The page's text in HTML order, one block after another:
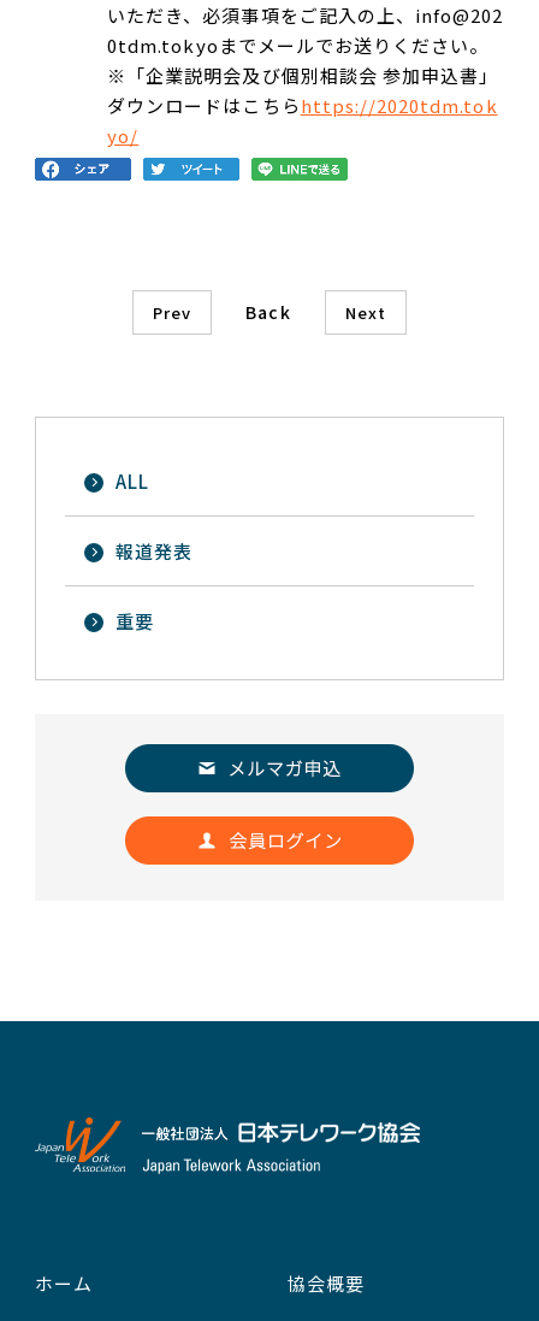
いただき、必須事項をご記入の上、info@202
0tdm.tokyoまでメールでお送りください。
※「企業説明会及び個別相談会 参加申込書」
ダウンロードはこちらhttps://2020tdm.tok
yo/
Prev Back Next
ALL
報道発表
重要
ホーム
協会概要